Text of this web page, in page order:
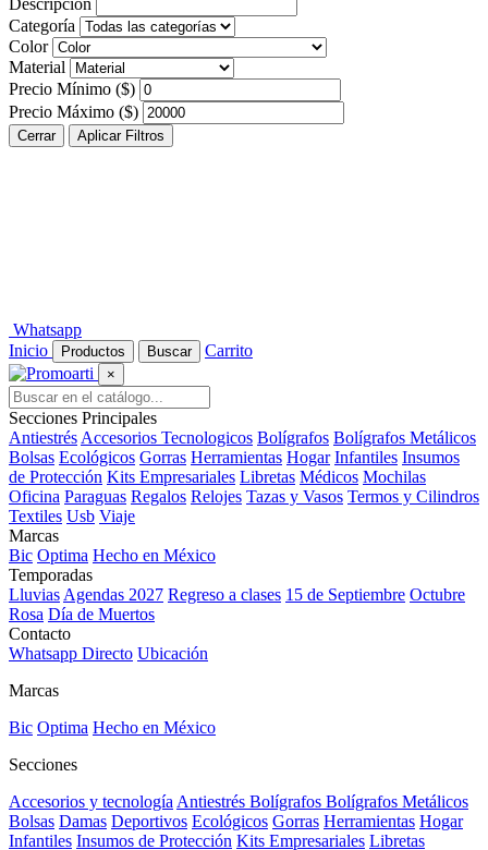
Descripción
Categoría
Color
Material
Precio Mínimo ($)
Precio Máximo ($)
Cerrar Aplicar Filtros
Whatsapp
Inicio
Productos Buscar Carrito
×
Secciones Principales
Antiestrés Accesorios Tecnologicos Bolígrafos Bolígrafos Metálicos
Bolsas Ecológicos Gorras Herramientas Hogar Infantiles Insumos
de Protección Kits Empresariales Libretas Médicos Mochilas
Oficina Paraguas Regalos Relojes Tazas y Vasos Termos y Cilindros
Textiles Usb Viaje
Marcas
Bic Optima Hecho en México
Temporadas
Lluvias Agendas 2027 Regreso a clases 15 de Septiembre Octubre
Rosa Día de Muertos
Contacto
Whatsapp Directo Ubicación
Marcas
Bic Optima Hecho en México
Secciones
Accesorios y tecnología Antiestrés Bolígrafos Bolígrafos Metálicos
Bolsas Damas Deportivos Ecológicos Gorras Herramientas Hogar
Infantiles Insumos de Protección Kits Empresariales Libretas